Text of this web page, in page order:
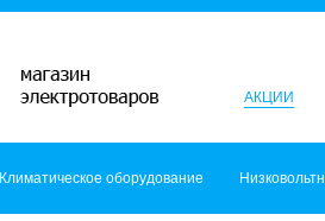
АКЦИИ
Климатическое оборудование